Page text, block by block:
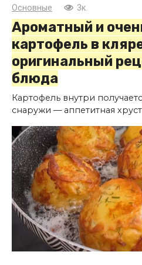
Основные 3к.
Ароматный и
картофель в
оригинальный
блюда
Картофель внутри
снаружи — аппетитная